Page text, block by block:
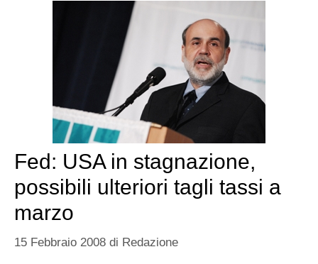
Fed: USA in stagnazione,
possibili ulteriori tagli tassi a
marzo
15 Febbraio 2008 di Redazione